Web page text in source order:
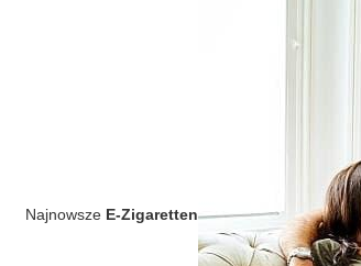
Najnowsze E-Zigaretten